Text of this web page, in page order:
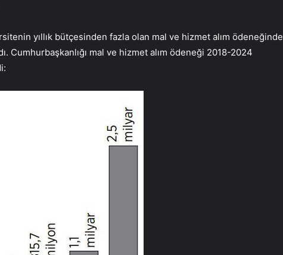
yıllık bütçesinden fazla olan mal ve hizmet alım ödeneğinde
Cumhurbaşkanlığı mal ve hizmet alım ödeneği 2018-2024